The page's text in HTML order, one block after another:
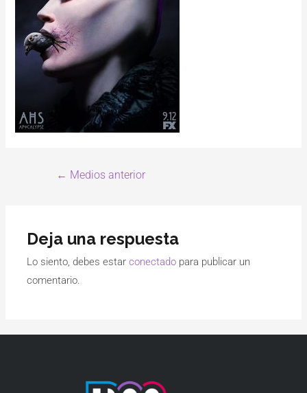
← Medios anterior
Deja una respuesta
Lo siento, debes estarconectado para publicar un
comentario.